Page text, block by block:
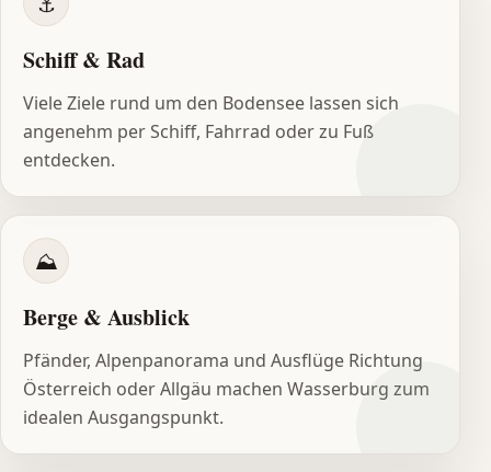
Schiff & Rad
Viele Ziele rund um den Bodensee lassen sich
angenehm per Schiff, Fahrrad oder zu Fuß
entdecken.
⛰
Berge & Ausblick
Pfänder, Alpenpanorama und Ausflüge Richtung
Österreich oder Allgäu machen Wasserburg zum
idealen Ausgangspunkt.